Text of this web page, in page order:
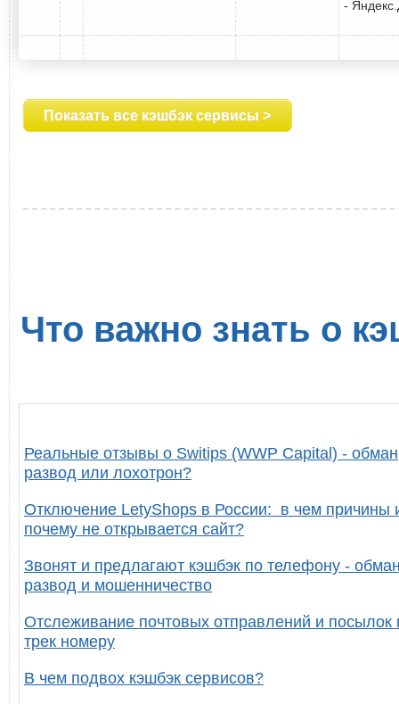
-
Показать все кэшбэк сервисы >
Что важно знать о
Реальные отзывы о Switips (WWP Capital) -
развод или лохотрон?
Отключение LetyShops в России: в чем причины
почему не открывается сайт?
Звонят и предлагают кэшбэк по телефону -
развод и мошенничество
Отслеживание почтовых отправлений и посылок
трек номеру
В чем подвох кэшбэк сервисов?